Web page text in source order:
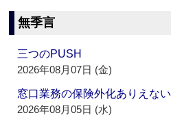
無季言
三つのPUSH
2026年08月07日 (金)
窓口業務の保険外化ありえない
2026年08月05日 (水)